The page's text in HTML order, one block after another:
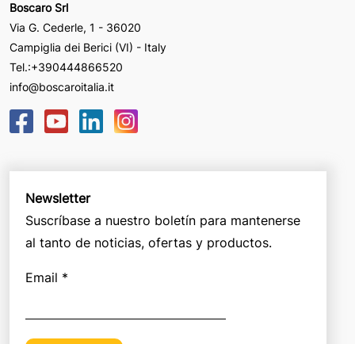
Boscaro Srl
Via G. Cederle, 1 - 36020
Campiglia dei Berici (VI) - Italy
Tel.:+390444866520
info@boscaroitalia.it
Newsletter
Suscríbase a nuestro boletín para mantenerse
al tanto de noticias, ofertas y productos.
Email *